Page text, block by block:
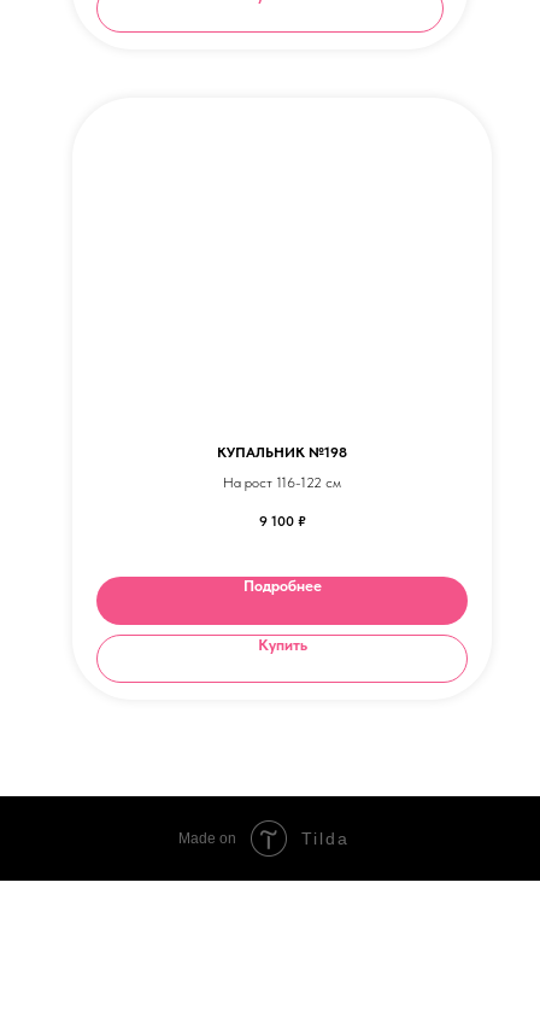
КУПАЛЬНИК №198
На рост 116-122 см
9 100 ₽
Подробнее
Купить
Made on Tilda